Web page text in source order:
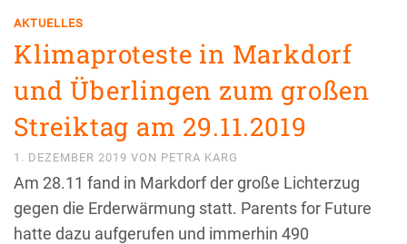
AKTUELLES
Klimaproteste in Markdorf
und Überlingen zum großen
Streiktag am 29.11.2019
1. DEZEMBER 2019 VON PETRA KARG
Am 28.11 fand in Markdorf der große Lichterzug
gegen die Erderwärmung statt. Parents for Future
hatte dazu aufgerufen und immerhin 490